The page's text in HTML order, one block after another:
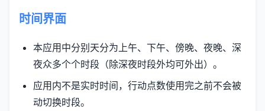
时间界面
本应用中分别天分为上午、下午、傍晚、夜晚、深
夜众多个个时段（除深夜时段外均可外出）。
应用内不是实时时间，行动点数使用完之前不会被
动切换时段。